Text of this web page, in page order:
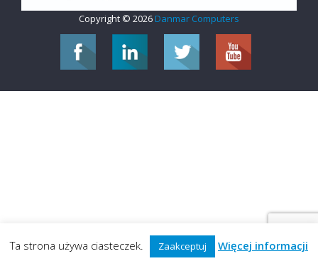
Copyright © 2026 Danmar Computers
Ta strona używa ciasteczek. Zaakceptuj Więcej informacji